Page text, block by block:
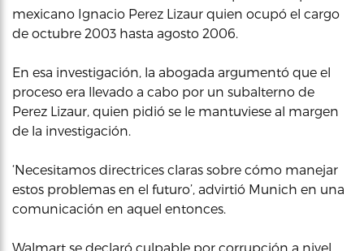
mexicano Ignacio Perez Lizaur quien ocupó el cargo
de octubre 2003 hasta agosto 2006.
En esa investigación, la abogada argumentó que el
proceso era llevado a cabo por un subalterno de
Perez Lizaur, quien pidió se le mantuviese al margen
de la investigación.
‘Necesitamos directrices claras sobre cómo manejar
estos problemas en el futuro’, advirtió Munich en una
comunicación en aquel entonces.
Walmart se declaró culpable por corrupción a nivel